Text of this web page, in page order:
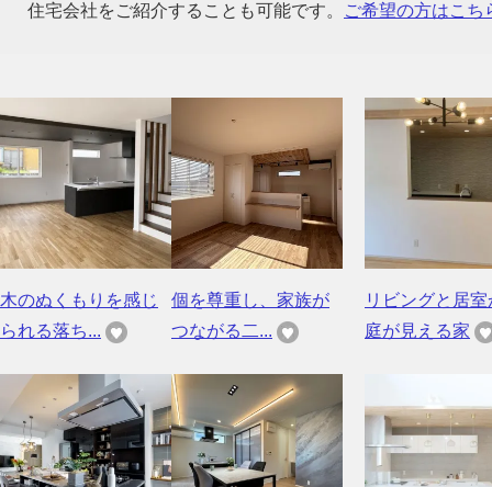
住宅会社をご紹介することも可能です。
ご希望の方はこち
木のぬくもりを感じ
られる落ち...
個を尊重し、家族が
つながる二...
リビングと居室
庭が見える家